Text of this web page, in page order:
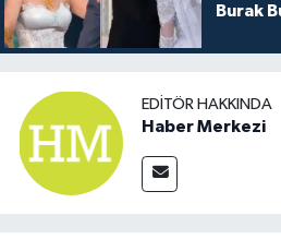
Burak
EDITÖR HAKKINDA
Haber Merkezi